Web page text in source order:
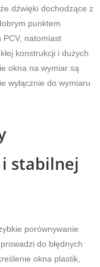
dźwięki dochodzące z
punktem
natomiast
konstrukcji i dużych
okna na wymiar są
wyłącznie do wymiaru
stabilnej
porównywanie
do błędnych
okna plastik,